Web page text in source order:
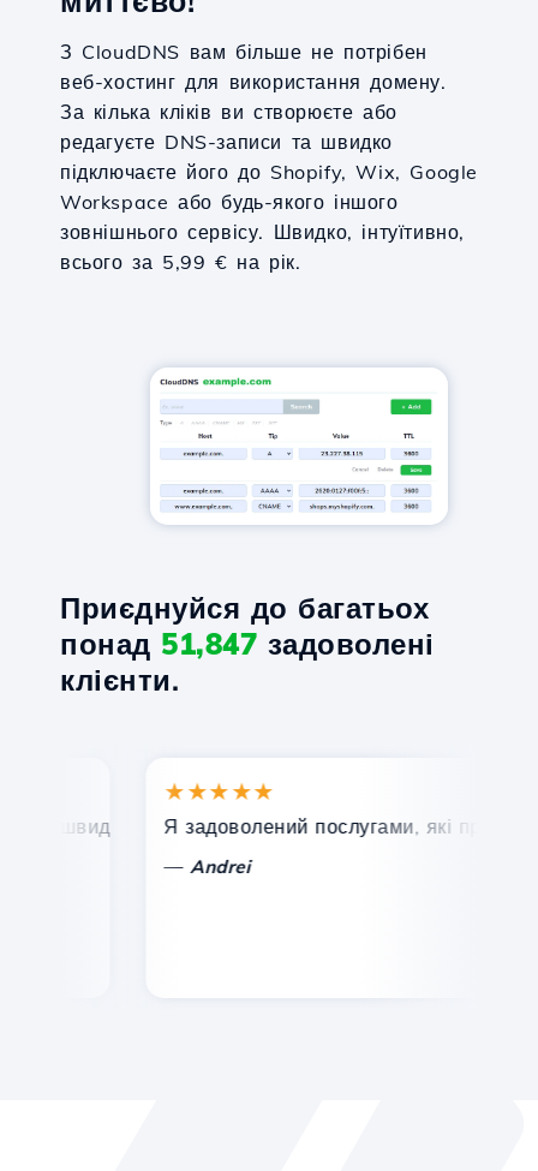
З CloudDNS вам більше не потрібен
веб-хостинг для використання домену.
За кілька кліків ви створюєте або
редагуєте DNS-записи та швидко
підключаєте його до Shopify, Wix, Google
Workspace або будь-якого іншого
зовнішнього сервісу. Швидко, інтуїтивно,
всього за 5,99 € на рік.
Приєднуйся до багатьох
понад 51,847 задоволені
клієнти.
та ефективна технічна підтримка.
★★★★★
Я задоволений послугами, які пропонує
Andrei